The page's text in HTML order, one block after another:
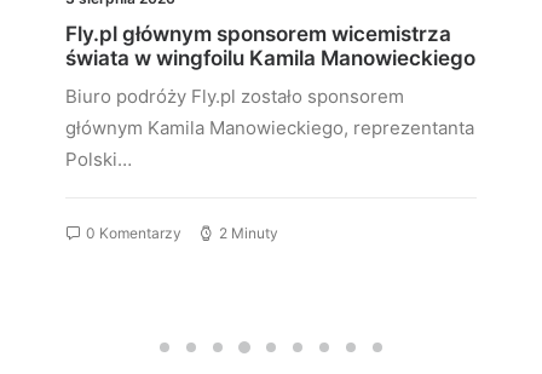
Fly.pl głównym sponsorem wicemistrza
świata w wingfoilu Kamila Manowieckiego
Biuro podróży Fly.pl zostało sponsorem
głównym Kamila Manowieckiego, reprezentanta
Polski…
0 Komentarzy 2 Minuty